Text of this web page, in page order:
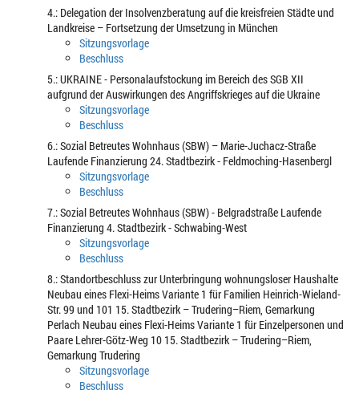
4.: Delegation der Insolvenzberatung auf die kreisfreien Städte und
Landkreise – Fortsetzung der Umsetzung in München
Sitzungsvorlage
Beschluss
5.: UKRAINE - Personalaufstockung im Bereich des SGB XII
aufgrund der Auswirkungen des Angriffskrieges auf die Ukraine
Sitzungsvorlage
Beschluss
6.: Sozial Betreutes Wohnhaus (SBW) – Marie-Juchacz-Straße
Laufende Finanzierung 24. Stadtbezirk - Feldmoching-Hasenbergl
Sitzungsvorlage
Beschluss
7.: Sozial Betreutes Wohnhaus (SBW) - Belgradstraße Laufende
Finanzierung 4. Stadtbezirk - Schwabing-West
Sitzungsvorlage
Beschluss
8.: Standortbeschluss zur Unterbringung wohnungsloser Haushalte
Neubau eines Flexi-Heims Variante 1 für Familien Heinrich-Wieland-
Str. 99 und 101 15. Stadtbezirk – Trudering–Riem, Gemarkung
Perlach Neubau eines Flexi-Heims Variante 1 für Einzelpersonen und
Paare Lehrer-Götz-Weg 10 15. Stadtbezirk – Trudering–Riem,
Gemarkung Trudering
Sitzungsvorlage
Beschluss